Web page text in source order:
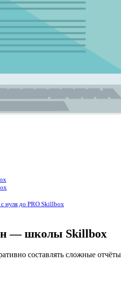
нуля до PRO Skillbox
— школы Skillbox
составлять сложные